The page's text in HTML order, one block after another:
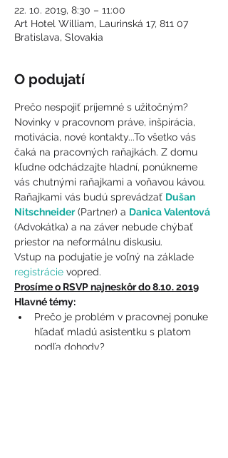
22. 10. 2019, 8:30 – 11:00
Art Hotel William, Laurinská 17, 811 07
Bratislava, Slovakia
O podujatí
Prečo nespojiť príjemné s užitočným?
Novinky v pracovnom práve, inšpirácia,
motivácia, nové kontakty...To všetko vás
čaká na pracovných raňajkách. Z domu
kľudne odchádzajte hladní, ponúkneme
vás chutnými raňajkami a voňavou kávou.
Raňajkami vás budú sprevádzať Dušan
Nitschneider (Partner) a Danica Valentová
(Advokátka) a na záver nebude chýbať
priestor na neformálnu diskusiu.
Vstup na podujatie je voľný na základe
registrácie vopred.
Prosíme o RSVP najneskôr do 8.10. 2019
Hlavné témy:
Prečo je problém v pracovnej ponuke
hľadať mladú asistentku s platom
podľa dohody?